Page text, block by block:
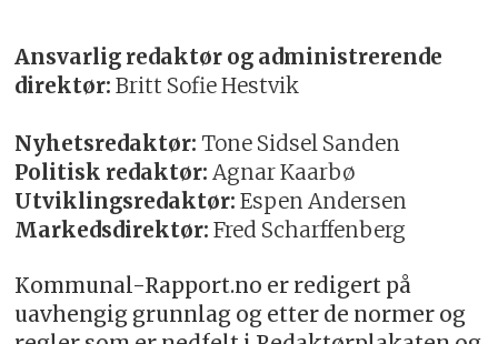
Ansvarlig redaktør og administrerende
direktør: Britt Sofie Hestvik
Nyhetsredaktør: Tone Sidsel Sanden
Politisk redaktør: Agnar Kaarbø
Utviklingsredaktør: Espen Andersen
Markedsdirektør: Fred Scharffenberg
Kommunal-Rapport.no er redigert på
uavhengig grunnlag og etter de normer og